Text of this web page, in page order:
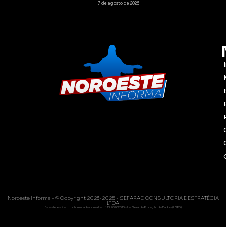
7 de agosto de 2026
Noroeste Informa - © Copyright 2023-2025 - SEFARAD CONSULTORIA E ESTRATÉGIA
LTDA
Este site está em conformidade com a Lei nº 13.709/2018 - Lei Geral de Proteção de Dados (LGPD)